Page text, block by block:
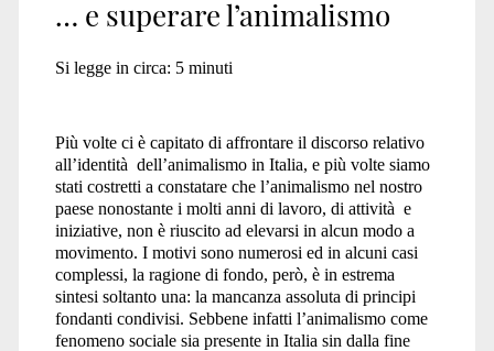
… e superare l’animalismo
Si legge in circa: 5 minuti
Più volte ci è capitato di affrontare il discorso relativo
all’identità dell’animalismo in Italia, e più volte siamo
stati costretti a constatare che l’animalismo nel nostro
paese nonostante i molti anni di lavoro, di attività e
iniziative, non è riuscito ad elevarsi in alcun modo a
movimento. I motivi sono numerosi ed in alcuni casi
complessi, la ragione di fondo, però, è in estrema
sintesi soltanto una: la mancanza assoluta di principi
fondanti condivisi. Sebbene infatti l’animalismo come
fenomeno sociale sia presente in Italia sin dalla fine